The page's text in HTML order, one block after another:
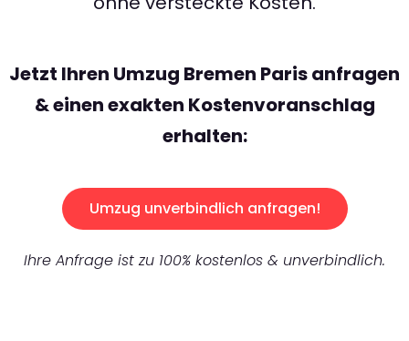
Jetzt Ihren Umzug Bremen Paris anfragen
& einen exakten Kostenvoranschlag
erhalten:
Umzug unverbindlich anfragen!
Ihre Anfrage ist zu 100% kostenlos & unverbindlich.